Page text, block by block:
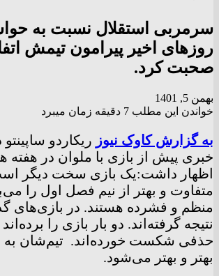
سرمربی استقلال نسبت به
روزهای اخیر پیرامون تیمش
صحبت کرد.
بهمن 5, 1401
خواندن این مطلب 7 دقیقه زمان میبرد
به گزارش کاوک نیوز ریکاردو
خبری پیش از بازی با ملوان در هفته
اظهار داشت:یک بازی سخت دیگر
متفاوت و بهتر از نیم فصل اول را
منظم و فشرده هستند. در بازی‌های
نتیجه گرفته‌اند. دو بار بازی را
حذفی شکست خورده‌اند. تیم‌شان
بهتر و بهتر می‌شود.